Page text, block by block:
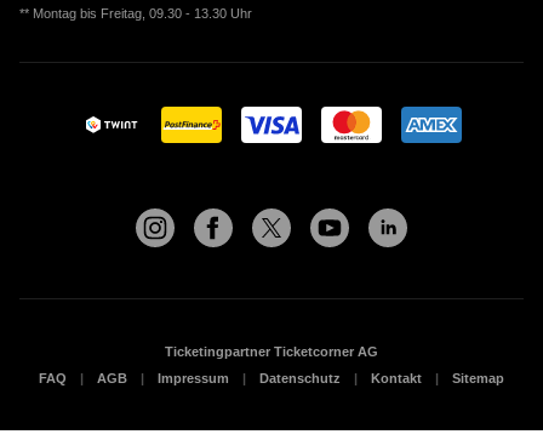
** Montag bis Freitag, 09.30 - 13.30 Uhr
Ticketingpartner Ticketcorner AG
FAQ
AGB Impressum Datenschutz Kontakt Sitemap